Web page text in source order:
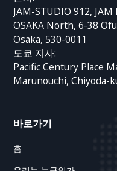
JAM-STUDIO 912, JAM
OSAKA North, 6-38
Osaka, 530-0011
도쿄 지사:
Pacific Century Place
Marunouchi, Chiyoda-
바로가기
홈